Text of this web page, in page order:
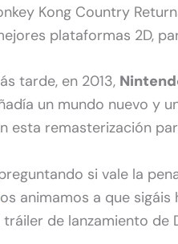
Kong Country
plataformas 2D,
tarde, en 2013,
un mundo nuevo y
esta remasterización
si vale la
os animamos a que sigáis
de lanzamiento de